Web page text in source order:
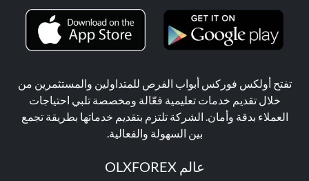
تفتح أولكس فوركس أبواب الفرص للمتداولين والمستثمرين من
خلال تقديم خدمات تعليمية فعّالة ومخصصة تلبي احتياجات
العملاء بدقة وأمان. الشركة تلتزم بتقديم خدماتها بطريقة تجمع
بين السهولة والفعالية.
عالم OLXFOREX